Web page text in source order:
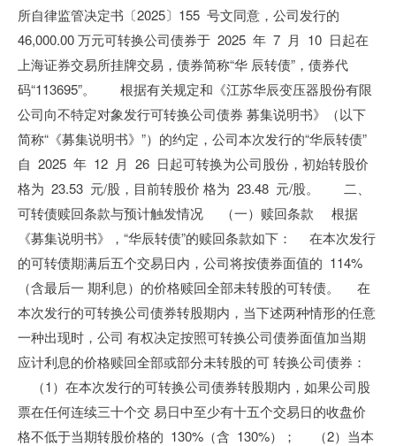
所自律监管决定书〔2025〕155 号文同意，公司发行的
46,000.00 万元可转换公司债券于 2025 年 7 月 10 日起在
上海证券交易所挂牌交易，债券简称“华 辰转债”，债券代
码“113695”。 根据有关规定和《江苏华辰变压器股份有限
公司向不特定对象发行可转换公司债券 募集说明书》（以下
简称“《募集说明书》”）的约定，公司本次发行的“华辰转债”
自 2025 年 12 月 26 日起可转换为公司股份，初始转股价
格为 23.53 元/股，目前转股价 格为 23.48 元/股。 二、
可转债赎回条款与预计触发情况 （一）赎回条款 根据
《募集说明书》，“华辰转债”的赎回条款如下： 在本次发行
的可转债期满后五个交易日内，公司将按债券面值的 114%
（含最后一 期利息）的价格赎回全部未转股的可转债。 在
本次发行的可转换公司债券转股期内，当下述两种情形的任意
一种出现时，公司 有权决定按照可转换公司债券面值加当期
应计利息的价格赎回全部或部分未转股的可 转换公司债券：
（1）在本次发行的可转换公司债券转股期内，如果公司股
票在任何连续三十个交 易日中至少有十五个交易日的收盘价
格不低于当期转股价格的 130%（含 130%）； （2）当本